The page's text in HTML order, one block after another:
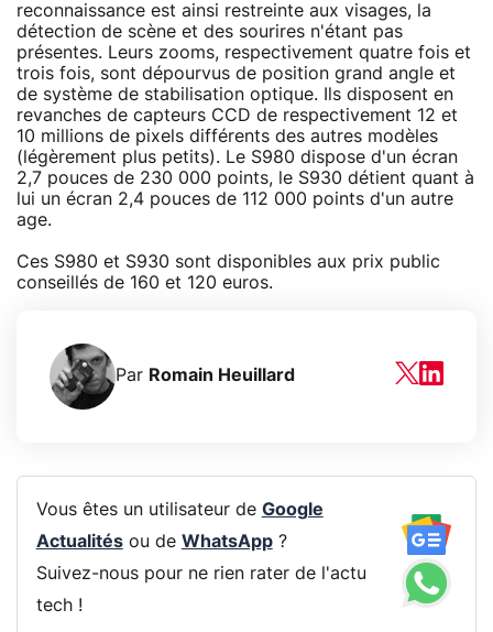
reconnaissance est ainsi restreinte aux visages, la
détection de scène et des sourires n'étant pas
présentes. Leurs zooms, respectivement quatre fois et
trois fois, sont dépourvus de position grand angle et
de système de stabilisation optique. Ils disposent en
revanches de capteurs CCD de respectivement 12 et
10 millions de pixels différents des autres modèles
(légèrement plus petits). Le S980 dispose d'un écran
2,7 pouces de 230 000 points, le S930 détient quant à
lui un écran 2,4 pouces de 112 000 points d'un autre
age.
Ces S980 et S930 sont disponibles aux prix public
conseillés de 160 et 120 euros.
Par Romain Heuillard
Vous êtes un utilisateur de Google
Actualitésou de WhatsApp?
Suivez-nous pour ne rien rater de l'actu
tech !